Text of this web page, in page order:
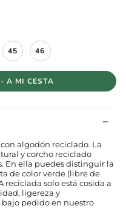
45 46
A MI CESTA
algodón reciclado. La
y corcho reciclado
En ella puedes distinguir la
de color verde (libre de
reciclada solo está cosida a
ligereza y
pedido en nuestro